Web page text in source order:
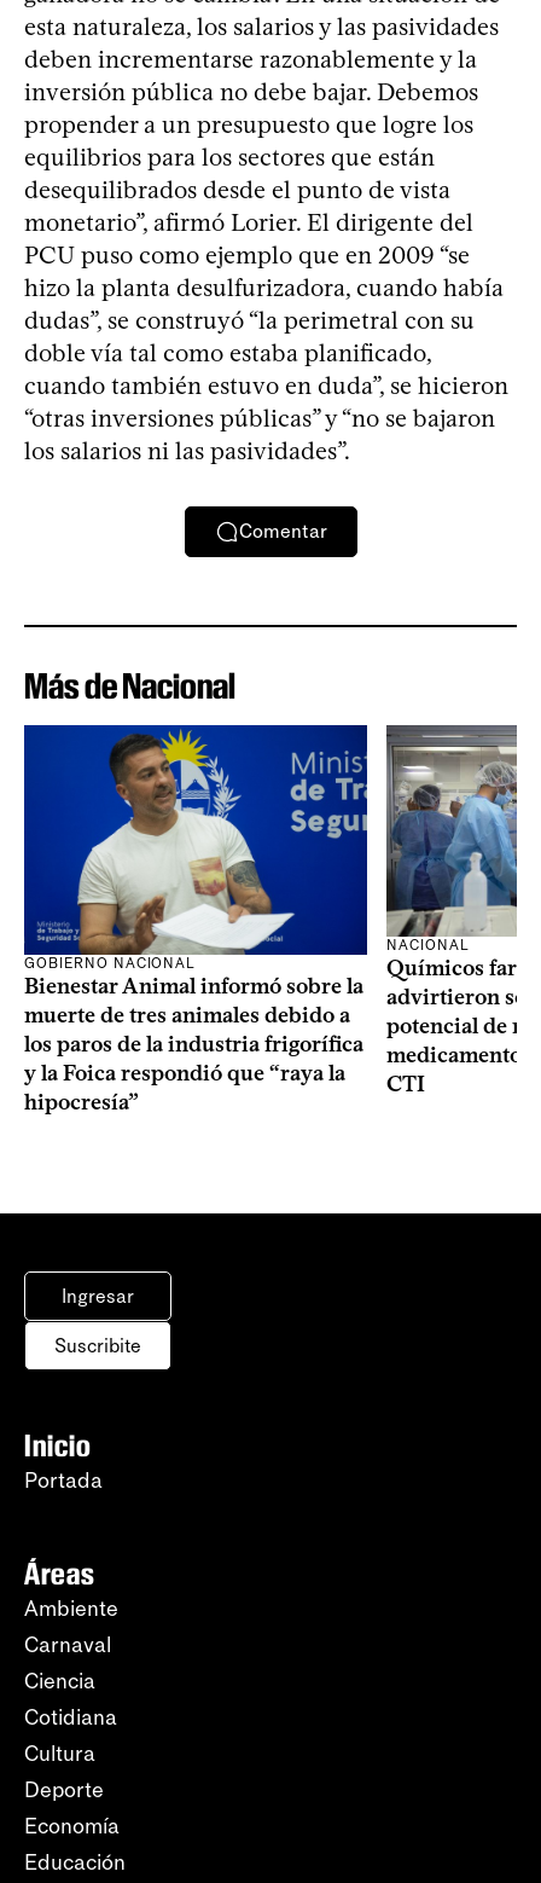
esta naturaleza, los salarios y las pasividades
deben incrementarse razonablemente y la
inversión pública no debe bajar. Debemos
propender a un presupuesto que logre los
equilibrios para los sectores que están
desequilibrados desde el punto de vista
monetario”, afirmó Lorier. El dirigente del
PCU puso como ejemplo que en 2009 “se
hizo la planta desulfurizadora, cuando había
dudas”, se construyó “la perimetral con su
doble vía tal como estaba planificado,
cuando también estuvo en duda”, se hicieron
“otras inversiones públicas” y “no se bajaron
los salarios ni las pasividades”.
Comentar
Más de Nacional
GOBIERNO NACIONAL
Bienestar Animal informó sobre la
muerte de tres animales debido a
los paros de la industria frigorífica
y la Foica respondió que “raya la
hipocresía”
NACIONAL
Químicos
advirtieron
potencial de
medicamentos
CTI
Ingresar
Suscribite
Inicio
Portada
Áreas
Ambiente
Carnaval
Ciencia
Cotidiana
Cultura
Deporte
Economía
Educación